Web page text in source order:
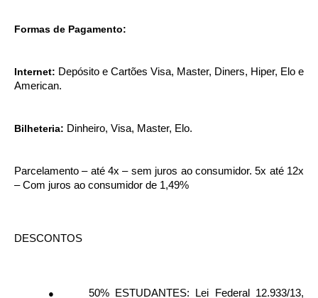
Formas de Pagamento:
Internet: Depósito e Cartões Visa, Master, Diners, Hiper, Elo e
American.
Bilheteria: Dinheiro, Visa, Master, Elo.
Parcelamento – até 4x – sem juros ao consumidor. 5x até 12x
– Com juros ao consumidor de 1,49%
DESCONTOS
●
50% ESTUDANTES: Lei Federal 12.933/13,